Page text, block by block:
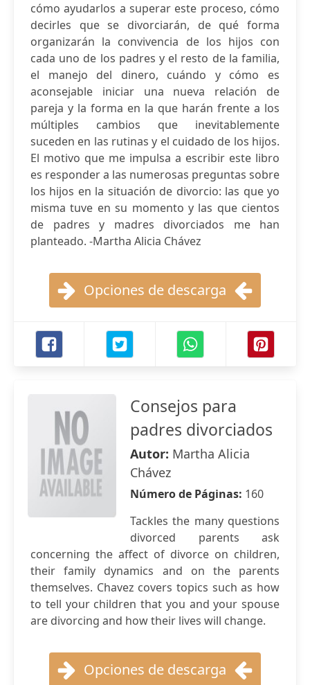
cómo ayudarlos a superar este proceso, cómo
decirles que se divorciarán, de qué forma
organizarán la convivencia de los hijos con
cada uno de los padres y el resto de la familia,
el manejo del dinero, cuándo y cómo es
aconsejable iniciar una nueva relación de
pareja y la forma en la que harán frente a los
múltiples cambios que inevitablemente
suceden en las rutinas y el cuidado de los hijos.
El motivo que me impulsa a escribir este libro
es responder a las numerosas preguntas sobre
los hijos en la situación de divorcio: las que yo
misma tuve en su momento y las que cientos
de padres y madres divorciados me han
planteado. -Martha Alicia Chávez
Opciones de descarga
Consejos para
padres divorciados
Autor: Martha Alicia
Chávez
Número de Páginas: 160
Tackles the many questions
divorced parents ask
concerning the affect of divorce on children,
their family dynamics and on the parents
themselves. Chavez covers topics such as how
to tell your children that you and your spouse
are divorcing and how their lives will change.
Opciones de descarga